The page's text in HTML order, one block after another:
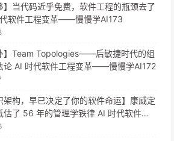
】当代码近乎免费，软件工程的瓶颈去了
软件工程变革——慢慢学AI173
】Team Topologies——后敏捷时代的组
论 AI 时代软件工程变革——慢慢学AI172
架构，早已决定了你的软件命运】康威定
了 56 年的管理学铁律 AI 时代软件工
慢学AI171